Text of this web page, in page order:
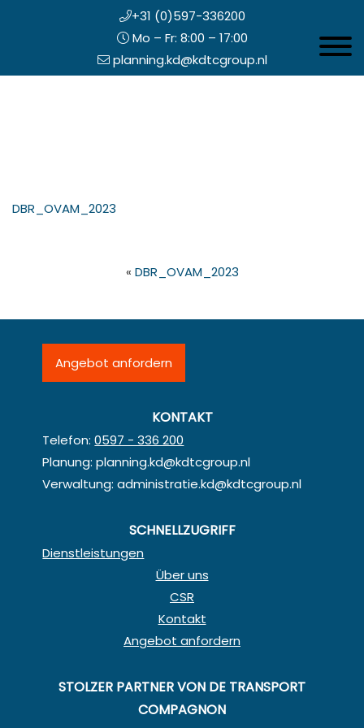
+31 (0)597-336200
Mo – Fr: 8:00 – 17:00
planning.kd@kdtcgroup.nl
DBR_OVAM_2023
« DBR_OVAM_2023
Angebot anfordern
KONTAKT
Telefon:0597 - 336 200
Planung:planning.kd@kdtcgroup.nl
Verwaltung:administratie.kd@kdtcgroup.nl
SCHNELLZUGRIFF
Dienstleistungen
Über uns
CSR
Kontakt
Angebot anfordern
STOLZER PARTNER VON DE TRANSPORT
COMPAGNON